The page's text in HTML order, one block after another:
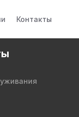
Контакты